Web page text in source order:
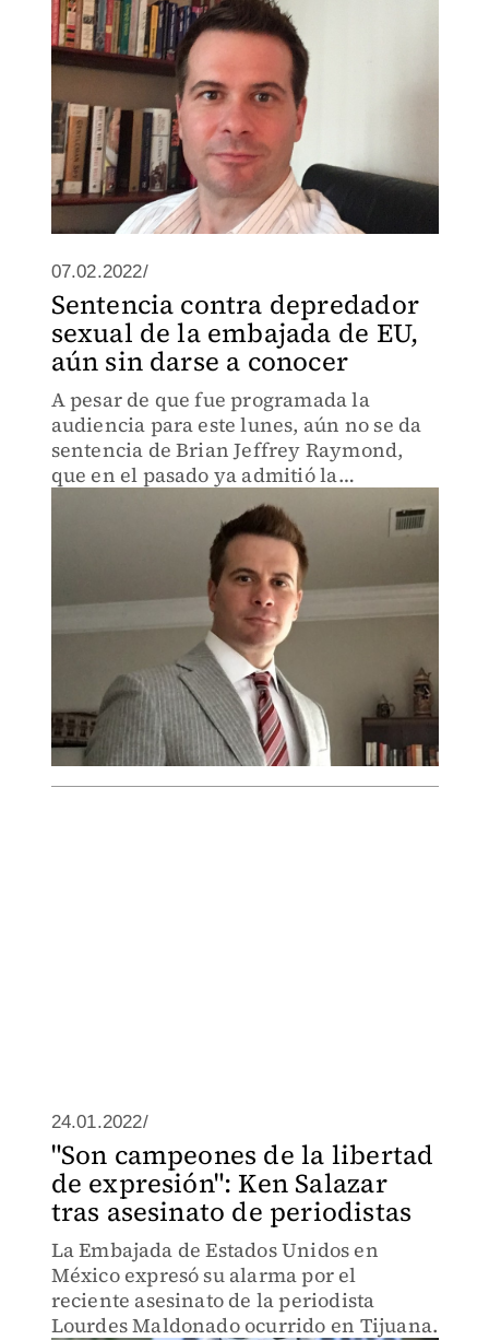
07.02.2022/
Sentencia contra depredador
sexual de la embajada de EU,
aún sin darse a conocer
A pesar de que fue programada la
audiencia para este lunes, aún no se da
sentencia de Brian Jeffrey Raymond,
que en el pasado ya admitió la
responsabilidad de al menos dos de las
violaciones cuando estaba en la
Embajada de EU en México.
24.01.2022/
"Son campeones de la libertad
de expresión": Ken Salazar
tras asesinato de periodistas
La Embajada de Estados Unidos en
México expresó su alarma por el
reciente asesinato de la periodista
Lourdes Maldonado ocurrido en Tijuana.